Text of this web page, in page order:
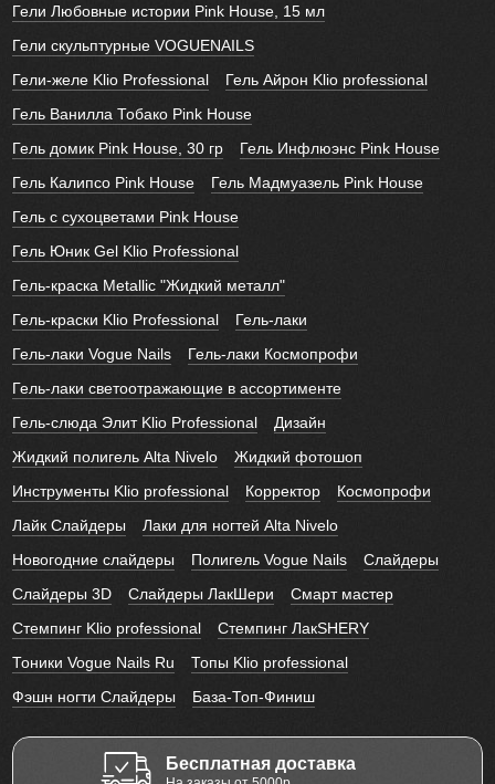
Гели Любовные истории Pink House, 15 мл
Гели скульптурные VOGUENAILS
Гели-желе Klio Professional
Гель Айрон Klio professional
Гель Ванилла Тобако Pink House
Гель домик Pink House, 30 гр
Гель Инфлюэнс Pink House
Гель Калипсо Pink House
Гель Мадмуазель Pink House
Гель с сухоцветами Pink House
Гель Юник Gel Klio Professional
Гель-краска Metallic "Жидкий металл"
Гель-краски Klio Professional
Гель-лаки
Гель-лаки Vogue Nails
Гель-лаки Космопрофи
Гель-лаки светоотражающие в ассортименте
Гель-слюда Элит Klio Professional
Дизайн
Жидкий полигель Alta Nivelo
Жидкий фотошоп
Инструменты Klio professional
Корректор
Космопрофи
Лайк Слайдеры
Лаки для ногтей Alta Nivelo
Новогодние слайдеры
Полигель Vogue Nails
Слайдеры
Слайдеры 3D
Слайдеры ЛакШери
Смарт мастер
Стемпинг Klio professional
Стемпинг ЛакSHERY
Тоники Vogue Nails Ru
Топы Klio professional
Фэшн ногти Слайдеры
База-Топ-Финиш
Бесплатная доставка